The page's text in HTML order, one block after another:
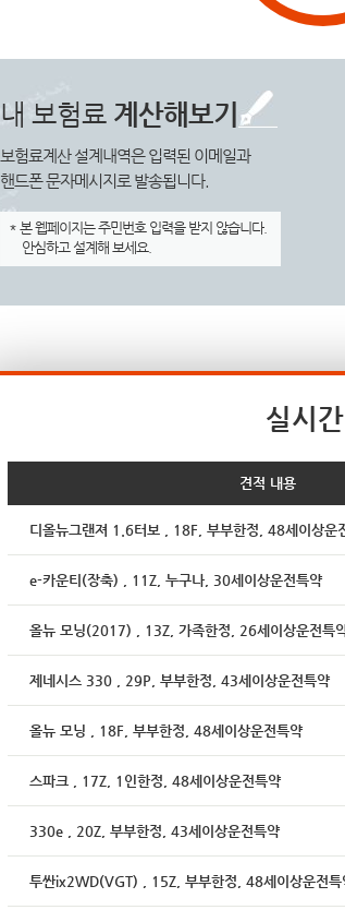
내 보험료 계산해보기
보험료계산 설계내역은 입력된 이메일과
핸드폰 문자메시지로 발송됩니다.
* 본 웹페이지는 주민번호 입력을 받지 않습니다.
안심하고 설계해 보세요.
실시
견적 내용
디올뉴그랜져 1.6터보 , 18F, 부부한정, 48세이상운
e-카운티(장축) , 11Z, 누구나, 30세이상운전특약
올뉴 모닝(2017) , 13Z, 가족한정, 26세이상운전특
제네시스 330 , 29P, 부부한정, 43세이상운전특약
올뉴 모닝 , 18F, 부부한정, 48세이상운전특약
스파크 , 17Z, 1인한정, 48세이상운전특약
330e , 20Z, 부부한정, 43세이상운전특약
투싼ix2WD(VGT) , 15Z, 부부한정, 48세이상운전특